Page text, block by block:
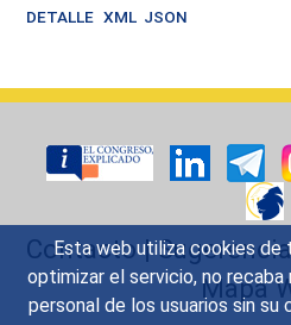
Esta web utiliza cookies de
optimizar el servicio, no
personal de los usuarios sin
DETALLE XML JSON
Contacto|
Mapa